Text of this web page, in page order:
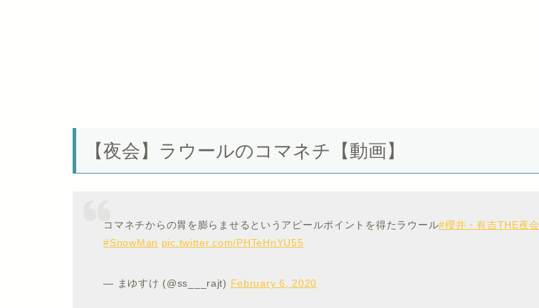
【夜会】ラウールのコマネチ【動画】
コマネチからの胃を膨らませるというアピールポイントを得たラウール#櫻井・有吉THE夜会
#SnowMan pic.twitter.com/PHTeHnYU55
— まゆすけ (@ss___rajt) February 6, 2020